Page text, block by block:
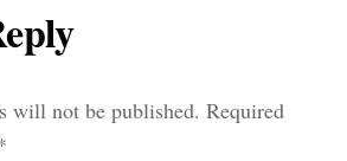
will not be published. Required